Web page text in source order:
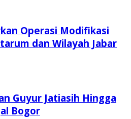
Operasi Modifikasi
dan Wilayah Jabar
Guyur Jatiasih Hingga
Bogor